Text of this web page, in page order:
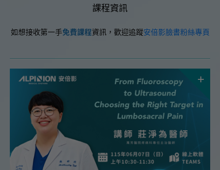
E-CUEB 8 Series
活動資訊
課程資訊
展會活動
聯絡我們
諮詢表單
課程資訊
如想接收第一手免費課程資訊，歡迎追蹤安倍影臉書粉絲專頁